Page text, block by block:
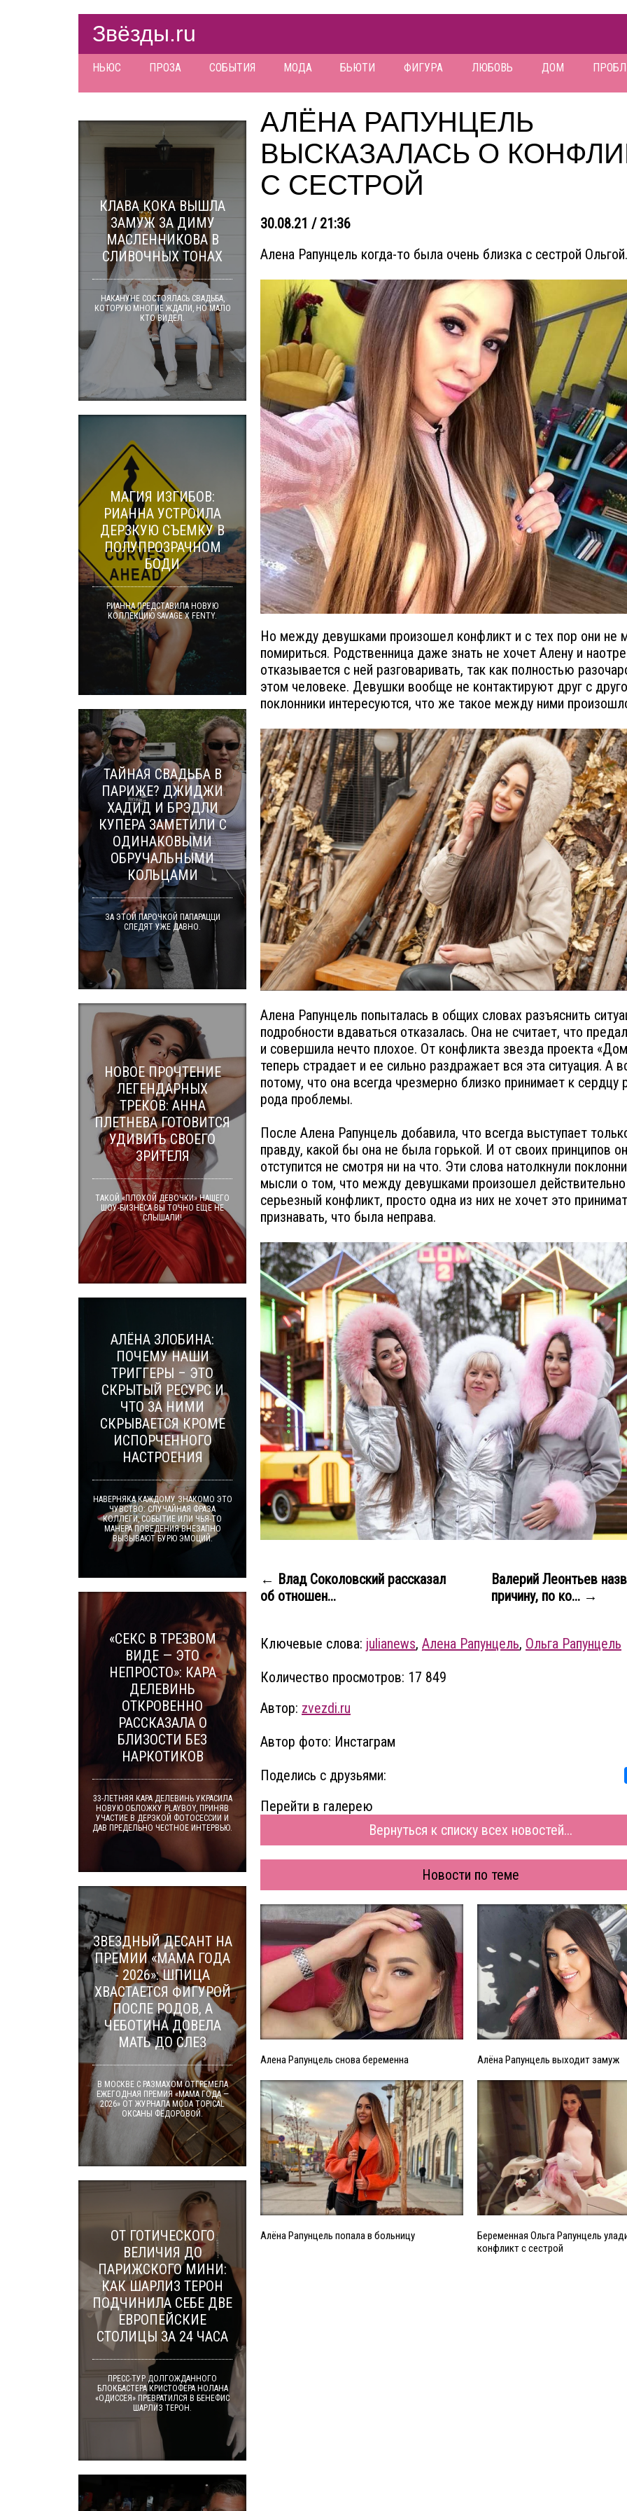
Звёзды.ru
НЬЮС ПРОЗА СОБЫТИЯ МОДА БЬЮТИ ФИГУРА ЛЮБОВЬ ДОМ
АЛЁНА РАПУНЦЕЛЬ
ВЫСКАЗАЛАСЬ О
С СЕСТРОЙ
30.08.21 / 21:36
Алена Рапунцель когда-то была очень близка с сестрой Ольгой.
Но между девушками произошел конфликт и с тех пор они не
помириться. Родственница даже знать не хочет Алену и
отказывается с ней разговаривать, так как полностью
этом человеке. Девушки вообще не контактируют друг с
поклонники интересуются, что же такое между ними
Алена Рапунцель попыталась в общих словах разъяснить
подробности вдаваться отказалась. Она не считает, что
и совершила нечто плохое. От конфликта звезда проекта
теперь страдает и ее сильно раздражает вся эта ситуация. А
потому, что она всегда чрезмерно близко принимает к сердцу
рода проблемы.
После Алена Рапунцель добавила, что всегда выступает
правду, какой бы она не была горькой. И от своих принципов
отступится не смотря ни на что. Эти слова натолкнули
мысли о том, что между девушками произошел действительно
серьезный конфликт, просто одна из них не хочет это
признавать, что была неправа.
← Влад Соколовский рассказал
об отношен...
Валерий Леонтьев
причину, по ко... →
Ключевые слова: julianews, Алена Рапунцель, Ольга Рапунцель
Количество просмотров: 17 849
Автор: zvezdi.ru
Автор фото: Инстаграм
Поделись с друзьями:
Перейти в галерею
Вернуться к списку всех новостей...
Новости по теме
Алена Рапунцель снова беременна Алёна Рапунцель выходит замуж
Алёна Рапунцель попала в больницу
Беременная Ольга Рапунцель
конфликт с сестрой
КЛАВА КОКА ВЫШЛА
ЗАМУЖ ЗА ДИМУ
МАСЛЕННИКОВА В
СЛИВОЧНЫХ ТОНАХ
НАКАНУНЕ СОСТОЯЛАСЬ СВАДЬБА,
КОТОРУЮ МНОГИЕ ЖДАЛИ, НО МАЛО
КТО ВИДЕЛ.
МАГИЯ ИЗГИБОВ:
РИАННА УСТРОИЛА
ДЕРЗКУЮ СЪЕМКУ В
ПОЛУПРОЗРАЧНОМ
БОДИ
РИАННА ПРЕДСТАВИЛА НОВУЮ
КОЛЛЕКЦИЮ SAVAGE X FENTY.
ТАЙНАЯ СВАДЬБА В
ПАРИЖЕ? ДЖИДЖИ
ХАДИД И БРЭДЛИ
КУПЕРА ЗАМЕТИЛИ С
ОДИНАКОВЫМИ
ОБРУЧАЛЬНЫМИ
КОЛЬЦАМИ
ЗА ЭТОЙ ПАРОЧКОЙ ПАПАРАЦЦИ
СЛЕДЯТ УЖЕ ДАВНО.
НОВОЕ ПРОЧТЕНИЕ
ЛЕГЕНДАРНЫХ
ТРЕКОВ: АННА
ПЛЕТНЕВА ГОТОВИТСЯ
УДИВИТЬ СВОЕГО
ЗРИТЕЛЯ
ТАКОЙ «ПЛОХОЙ ДЕВОЧКИ» НАШЕГО
ШОУ-БИЗНЕСА ВЫ ТОЧНО ЕЩЕ НЕ
СЛЫШАЛИ!
АЛЁНА ЗЛОБИНА:
ПОЧЕМУ НАШИ
ТРИГГЕРЫ – ЭТО
СКРЫТЫЙ РЕСУРС И
ЧТО ЗА НИМИ
СКРЫВАЕТСЯ КРОМЕ
ИСПОРЧЕННОГО
НАСТРОЕНИЯ
НАВЕРНЯКА КАЖДОМУ ЗНАКОМО ЭТО
ЧУВСТВО: СЛУЧАЙНАЯ ФРАЗА
КОЛЛЕГИ, СОБЫТИЕ ИЛИ ЧЬЯ-ТО
МАНЕРА ПОВЕДЕНИЯ ВНЕЗАПНО
ВЫЗЫВАЮТ БУРЮ ЭМОЦИЙ.
«СЕКС В ТРЕЗВОМ
ВИДЕ — ЭТО
НЕПРОСТО»: КАРА
ДЕЛЕВИНЬ
ОТКРОВЕННО
РАССКАЗАЛА О
БЛИЗОСТИ БЕЗ
НАРКОТИКОВ
33-ЛЕТНЯЯ КАРА ДЕЛЕВИНЬ УКРАСИЛА
НОВУЮ ОБЛОЖКУ PLAYBOY, ПРИНЯВ
УЧАСТИЕ В ДЕРЗКОЙ ФОТОСЕССИИ И
ДАВ ПРЕДЕЛЬНО ЧЕСТНОЕ ИНТЕРВЬЮ.
ЗВЕЗДНЫЙ ДЕСАНТ НА
ПРЕМИИ «МАМА ГОДА
- 2026»: ШПИЦА
ХВАСТАЕТСЯ ФИГУРОЙ
ПОСЛЕ РОДОВ, А
ЧЕБОТИНА ДОВЕЛА
МАТЬ ДО СЛЕЗ
В МОСКВЕ С РАЗМАХОМ ОТГРЕМЕЛА
ЕЖЕГОДНАЯ ПРЕМИЯ «МАМА ГОДА —
2026» ОТ ЖУРНАЛА MODA TOPICAL
ОКСАНЫ ФЁДОРОВОЙ.
ОТ ГОТИЧЕСКОГО
ВЕЛИЧИЯ ДО
ПАРИЖСКОГО МИНИ:
КАК ШАРЛИЗ ТЕРОН
ПОДЧИНИЛА СЕБЕ ДВЕ
ЕВРОПЕЙСКИЕ
СТОЛИЦЫ ЗА 24 ЧАСА
ПРЕСС-ТУР ДОЛГОЖДАННОГО
БЛОКБАСТЕРА КРИСТОФЕРА НОЛАНА
«ОДИССЕЯ» ПРЕВРАТИЛСЯ В БЕНЕФИС
ШАРЛИЗ ТЕРОН.